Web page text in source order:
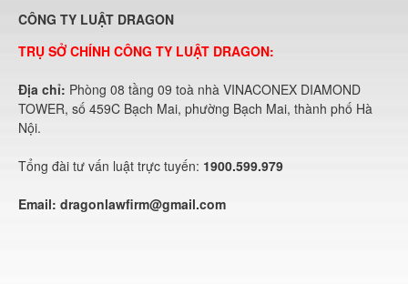
CÔNG TY LUẬT DRAGON
TRỤ SỞ CHÍNH CÔNG TY LUẬT DRAGON:
Địa chỉ: Phòng 08 tầng 09 toà nhà VINACONEX DIAMOND
TOWER, số 459C Bạch Mai, phường Bạch Mai, thành phố Hà
Nội.
Tổng đài tư vấn luật trực tuyến: 1900.599.979
Email: dragonlawfirm@gmail.com